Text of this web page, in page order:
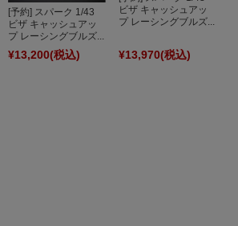
[予約] スパーク 1/43
ビザ キャッシュアッ
プ レーシングブルズ...
¥13,200(税込)
ビザ キャッシュアッ
プ レーシングブルズ...
¥13,970(税込)